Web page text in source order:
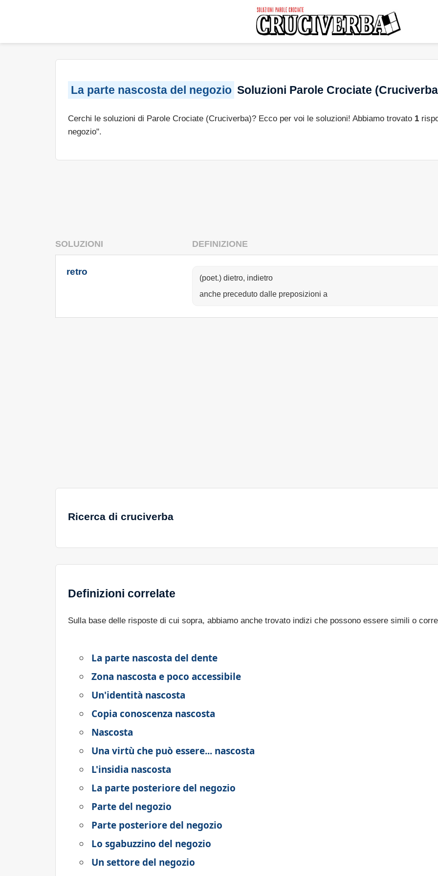
La parte nascosta del negozio Soluzioni Parole Crociate
Cerchi le soluzioni di Parole Crociate (Cruciverba)? Ecco per voi le soluzioni! Abbiamo trovato 1
negozio".
SOLUZIONI DEFINIZIONE
retro
(poet.) dietro, indietro
anche preceduto dalle preposizioni a
Ricerca di cruciverba
Definizioni correlate
Sulla base delle risposte di cui sopra, abbiamo anche trovato indizi che possono essere simili o
La parte nascosta del dente
Zona nascosta e poco accessibile
Un'identità nascosta
Copia conoscenza nascosta
Nascosta
Una virtù che può essere... nascosta
L'insidia nascosta
La parte posteriore del negozio
Parte del negozio
Parte posteriore del negozio
Lo sgabuzzino del negozio
Un settore del negozio